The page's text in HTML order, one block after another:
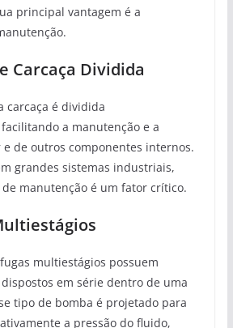
principal vantagem é a
Carcaça Dividida
carcaça é dividida
a manutenção e a
de outros componentes internos.
grandes sistemas industriais,
manutenção é um fator crítico.
multiestágios possuem
em série dentro de uma
tipo de bomba é projetado para
a pressão do fluido,